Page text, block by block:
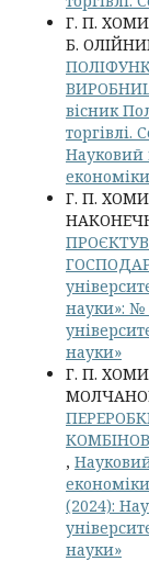
Г. П.
Б.
вісник
торгівлі.
Науковий
економіки
Г. П.
науки»: №
науки»
Г. П.
,
(2024):
науки»